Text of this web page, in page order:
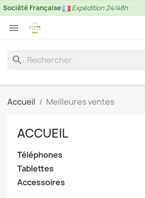
Société Française Expédition 24/48h

search
Accueil Meilleures ventes
ACCUEIL
Téléphones
Tablettes
Accessoires